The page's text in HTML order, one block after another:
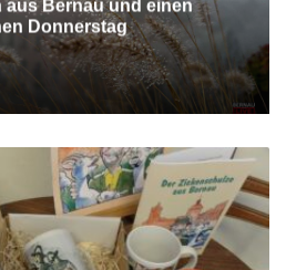
aus Bernau und einen
Donnerstag